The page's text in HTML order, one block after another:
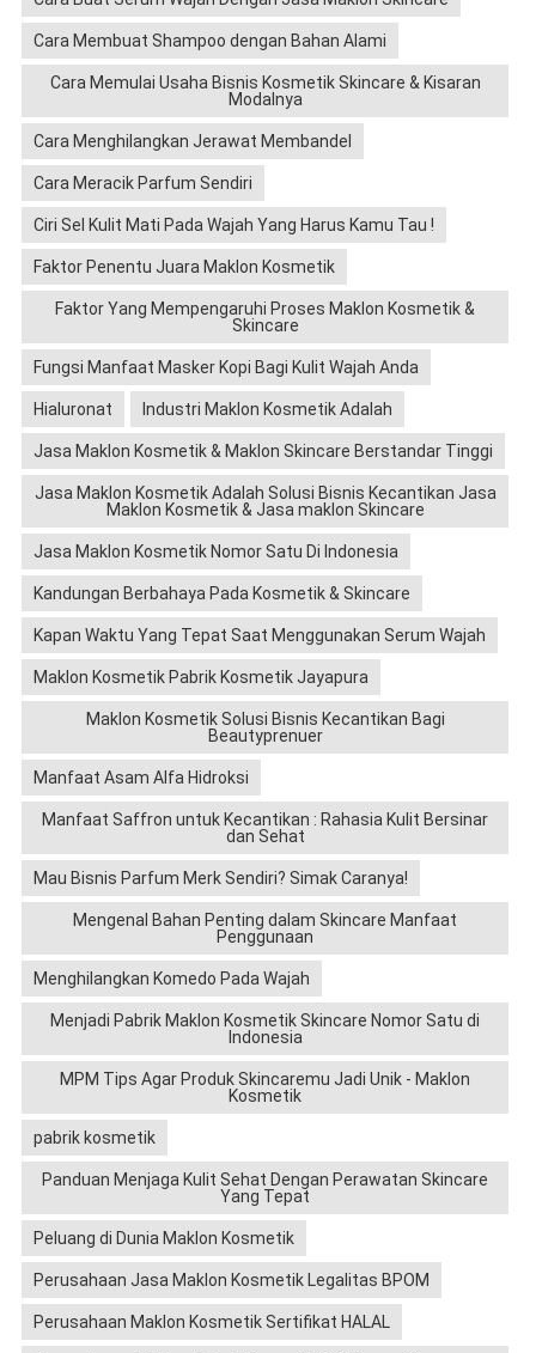
Cara Membuat Shampoo dengan Bahan Alami
Cara Memulai Usaha Bisnis Kosmetik Skincare & Kisaran
Modalnya
Cara Menghilangkan Jerawat Membandel
Cara Meracik Parfum Sendiri
Ciri Sel Kulit Mati Pada Wajah Yang Harus Kamu Tau !
Faktor Penentu Juara Maklon Kosmetik
Faktor Yang Mempengaruhi Proses Maklon Kosmetik &
Skincare
Fungsi Manfaat Masker Kopi Bagi Kulit Wajah Anda
Hialuronat Industri Maklon Kosmetik Adalah
Jasa Maklon Kosmetik & Maklon Skincare Berstandar Tinggi
Jasa Maklon Kosmetik Adalah Solusi Bisnis Kecantikan Jasa
Maklon Kosmetik & Jasa maklon Skincare
Jasa Maklon Kosmetik Nomor Satu Di Indonesia
Kandungan Berbahaya Pada Kosmetik & Skincare
Kapan Waktu Yang Tepat Saat Menggunakan Serum Wajah
Maklon Kosmetik Pabrik Kosmetik Jayapura
Maklon Kosmetik Solusi Bisnis Kecantikan Bagi
Beautyprenuer
Manfaat Asam Alfa Hidroksi
Manfaat Saffron untuk Kecantikan : Rahasia Kulit Bersinar
dan Sehat
Mau Bisnis Parfum Merk Sendiri? Simak Caranya!
Mengenal Bahan Penting dalam Skincare Manfaat
Penggunaan
Menghilangkan Komedo Pada Wajah
Menjadi Pabrik Maklon Kosmetik Skincare Nomor Satu di
Indonesia
MPM Tips Agar Produk Skincaremu Jadi Unik - Maklon
Kosmetik
pabrik kosmetik
Panduan Menjaga Kulit Sehat Dengan Perawatan Skincare
Yang Tepat
Peluang di Dunia Maklon Kosmetik
Perusahaan Jasa Maklon Kosmetik Legalitas BPOM
Perusahaan Maklon Kosmetik Sertifikat HALAL